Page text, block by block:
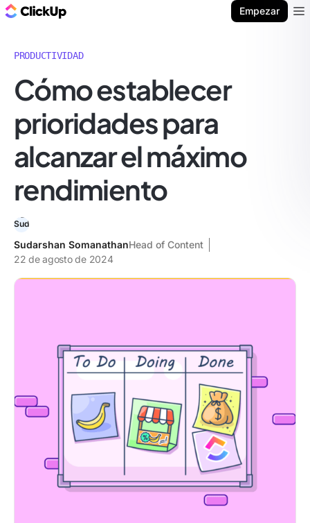
Empezar
PRODUCTIVIDAD
Cómo establecer
prioridades para
alcanzar el máximo
rendimiento
Sudarshan SomanathanHead of Content
22 de agosto de 2024